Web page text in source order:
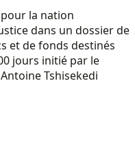
la nation
dans un dossier de
et de fonds destinés
jours initié par le
Tshisekedi